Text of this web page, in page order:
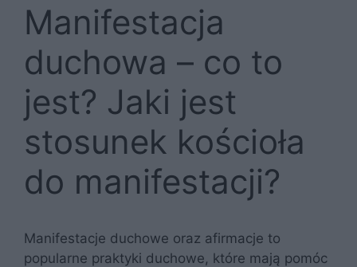
Manifestacja
duchowa – co to
jest? Jaki jest
stosunek kościoła
do manifestacji?
Manifestacje duchowe oraz afirmacje to
popularne praktyki duchowe, które mają pomóc